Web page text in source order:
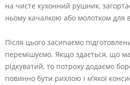
на чисте кухонний рушник,
ньому качалкою або молотком для
Після цього засипаємо
перемішуємо. Якщо здається, що
рідкуватий, то потроху додаємо
повинно бути рихлою і м’якої